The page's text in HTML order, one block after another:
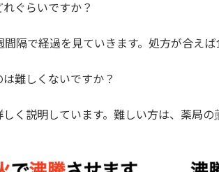
ぐらいですか？
隔で経過を見ていきます。処方が合えば
難しくないですか？
しく説明しています。難しい方は、薬局の